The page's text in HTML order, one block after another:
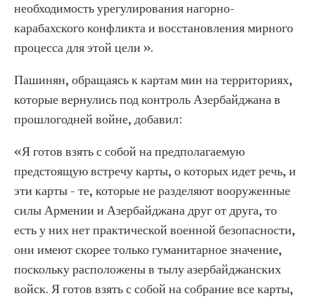
необходимость урегулирования нагорно-
карабахского конфликта и восстановления мирного
процесса для этой цели ».
Пашинян, обращаясь к картам мин на территориях,
которые вернулись под контроль Азербайджана в
прошлогодней войне, добавил:
«Я готов взять с собой на предполагаемую
предстоящую встречу карты, о которых идет речь, и
эти карты - те, которые не разделяют вооруженные
силы Армении и Азербайджана друг от друга, то
есть у них нет практической военной безопасности,
они имеют скорее только гуманитарное значение,
поскольку расположены в тылу азербайджанских
войск. Я готов взять с собой на собрание все карты,